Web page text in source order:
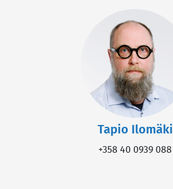
Tapio Ilomäki
+358 40 0939 088